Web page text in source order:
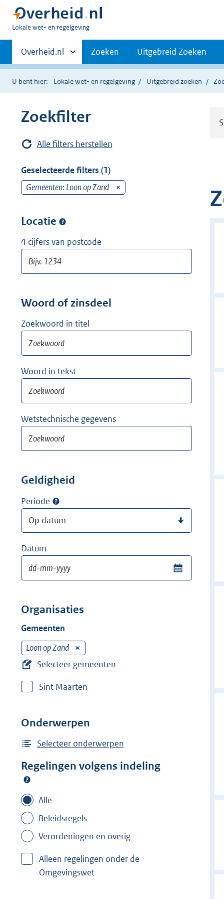
U
hier:
Lokale wet- en regelgeving
Primaire
navigatie
Andere
sites
binnen
Overheid.nl Zoeken Uitgebreid Zoeken
U bent hier: Lokale wet- en regelgeving Uitgebreid zoeken
Zoekfilter
Alle filters herstellen
Geselecteerde filters (1)
Gemeenten: Loon op Zand
Locatie
4 cijfers van postcode
Woord of zinsdeel
Zoekwoord in titel
Woord in tekst
Wetstechnische gegevens
Geldigheid
Periode
Datum
Organisaties
Gemeenten
Loon op Zand
e
w
d
e
f
e
r
L
o
Selecteer gemeenten
Sint Maarten
Onderwerpen
Selecteer onderwerpen
Regelingen volgens indeling
Alle
Beleidsregels
Verordeningen en overig
Alleen regelingen onder de
Omgevingswet